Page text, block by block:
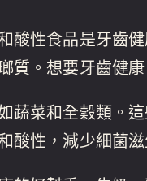
酸性食品是牙齒
質。想要牙齒健
蔬菜和全穀類。
酸性，減少細菌滋